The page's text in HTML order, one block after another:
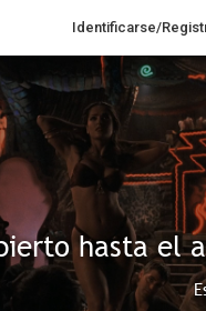
Identificarse/